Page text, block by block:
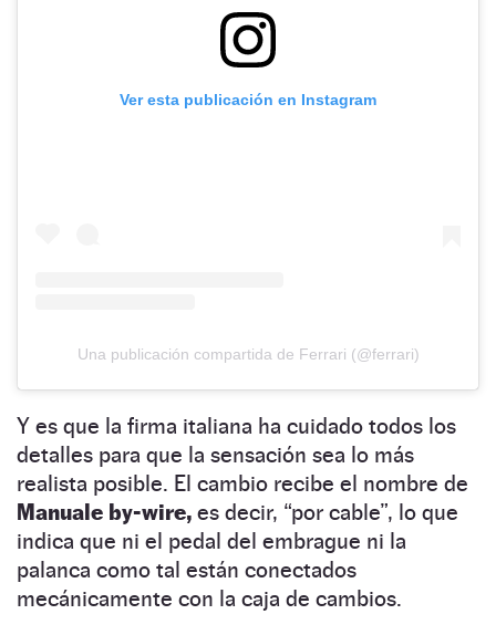
Ver esta publicación en Instagram
Una publicación compartida de Ferrari (@ferrari)
Y es que la firma italiana ha cuidado todos los
detalles para que la sensación sea lo más
realista posible. El cambio recibe el nombre de
Manuale by-wire, es decir, “por cable”, lo que
indica que ni el pedal del embrague ni la
palanca como tal están conectados
mecánicamente con la caja de cambios.